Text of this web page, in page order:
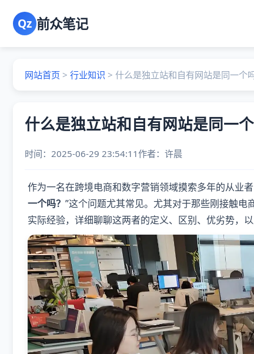
Qz 前众笔记
网站首页 > 行业知识 > 什么是独立站和自有网站是同一个吗
什么是独立站和自有网站是同一个
时间：2025-06-29 23:54:11作者： 许晨
作为一名在跨境电商和数字营销领域摸索多年的从业
一个吗？ ”这个问题尤其常见。尤其对于那些刚接触
实际经验，详细聊聊这两者的定义、区别、优劣势，